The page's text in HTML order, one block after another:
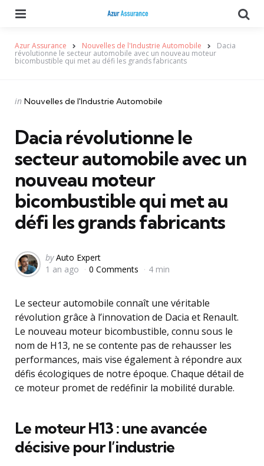
Azur Assurance Nouvelles de l'Industrie Automobile Dacia
révolutionne le secteur automobile avec un nouveau moteur
bicombustible qui met au défi les grands fabricants
Categories
Posted
in Nouvelles de l'Industrie Automobile
Dacia révolutionne le
secteur automobile avec un
nouveau moteur
bicombustible qui met au
défi les grands fabricants
Posted
by
by Auto Expert
1 an ago
0 Comments 4 min
Le secteur automobile connaît une véritable
révolution grâce à l’innovation de Dacia et Renault.
Le nouveau moteur bicombustible, connu sous le
nom de H13, ne se contente pas de rehausser les
performances, mais vise également à répondre aux
défis écologiques de notre époque. Chaque détail de
ce moteur promet de redéfinir la mobilité durable.
Le moteur H13 : une avancée
décisive pour l’industrie